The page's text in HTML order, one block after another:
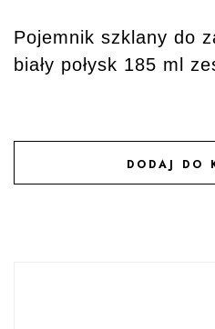
Pojemnik szklany do
biały połysk 185 ml
DODAJ DO
DODAJ DO